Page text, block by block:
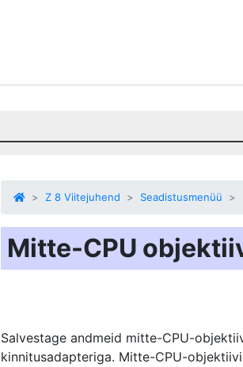
Z 8 Viitejuhend Seadistusmenüü
Mitte-CPU
Salvestage andmeid mitte-CPU-
kinnitusadapteriga. Mitte-CPU-